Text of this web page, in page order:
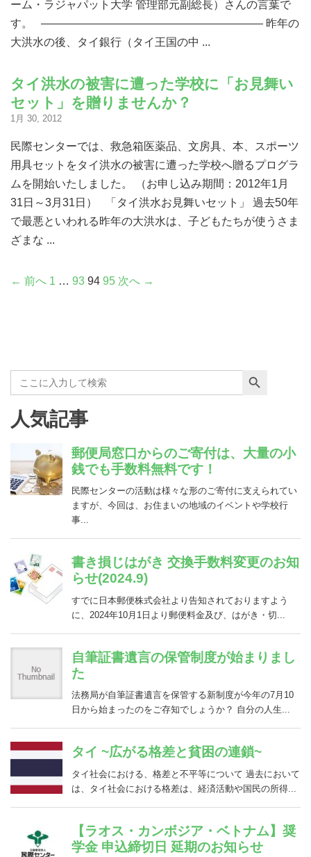
ーム・ラジャパット大学 管理部元副総長）さんの言葉で
す。 ———————————————————— 昨年の
大洪水の後、タイ銀行（タイ王国の中 ...
タイ洪水の被害に遭った学校に「お見舞い
セット」を贈りませんか？
1月 30, 2012
民際センターでは、救急箱医薬品、文房具、本、スポーツ
用具セットをタイ洪水の被害に遭った学校へ贈るプログラ
ムを開始いたしました。 （お申し込み期間：2012年1月
31日～3月31日） 「タイ洪水お見舞いセット」 過去50年
で最悪といわれる昨年の大洪水は、子どもたちが使うさま
ざまな ...
← 前へ 1 … 93 94 95 次へ →
Search
for:
Search Button
人気記事